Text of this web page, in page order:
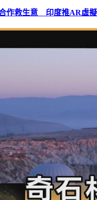
作救生意 印度推AR虛